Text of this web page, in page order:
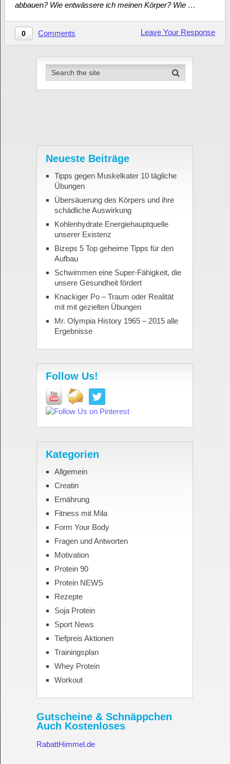
abbauen? Wie entwässere ich meinen Körper? Wie …
0 Comments Leave Your Response
Neueste Beiträge
Tipps gegen Muskelkater 10 tägliche
Übungen
Übersäuerung des Körpers und ihre
schädliche Auswirkung
Kohlenhydrate Energiehauptquelle
unserer Existenz
Bizeps 5 Top geheime Tipps für den
Aufbau
Schwimmen eine Super-Fähigkeit, die
unsere Gesundheit fördert
Knackiger Po – Traum oder Realität
mit mit gezielten Übungen
Mr. Olympia History 1965 – 2015 alle
Ergebnisse
Follow Us!
Kategorien
Allgemein
Creatin
Ernährung
Fitness mit Mila
Form Your Body
Fragen und Antworten
Motivation
Protein 90
Protein NEWS
Rezepte
Soja Protein
Sport News
Tiefpreis Aktionen
Trainingsplan
Whey Protein
Workout
Gutscheine & Schnäppchen
Auch Kostenloses
RabattHimmel.de